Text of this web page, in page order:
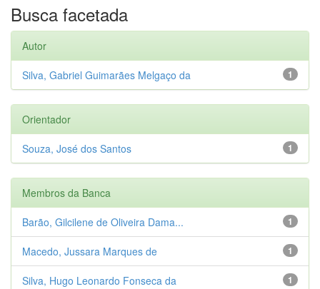
Busca facetada
Autor
1
Silva, Gabriel Guimarães Melgaço da
Orientador
1
Souza, José dos Santos
Membros da Banca
1
Barão, Gilcilene de Oliveira Dama...
1
Macedo, Jussara Marques de
1
Silva, Hugo Leonardo Fonseca da